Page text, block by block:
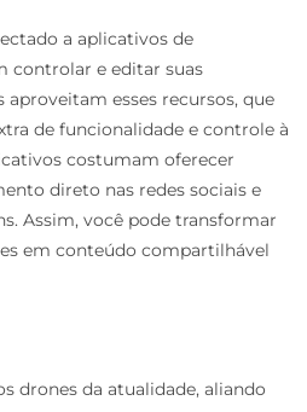
a aplicativos de
controlar e editar suas
esses recursos, que
de funcionalidade e controle à
costumam oferecer
direto nas redes sociais e
Assim, você pode transformar
em conteúdo compartilhável
drones da atualidade, aliando